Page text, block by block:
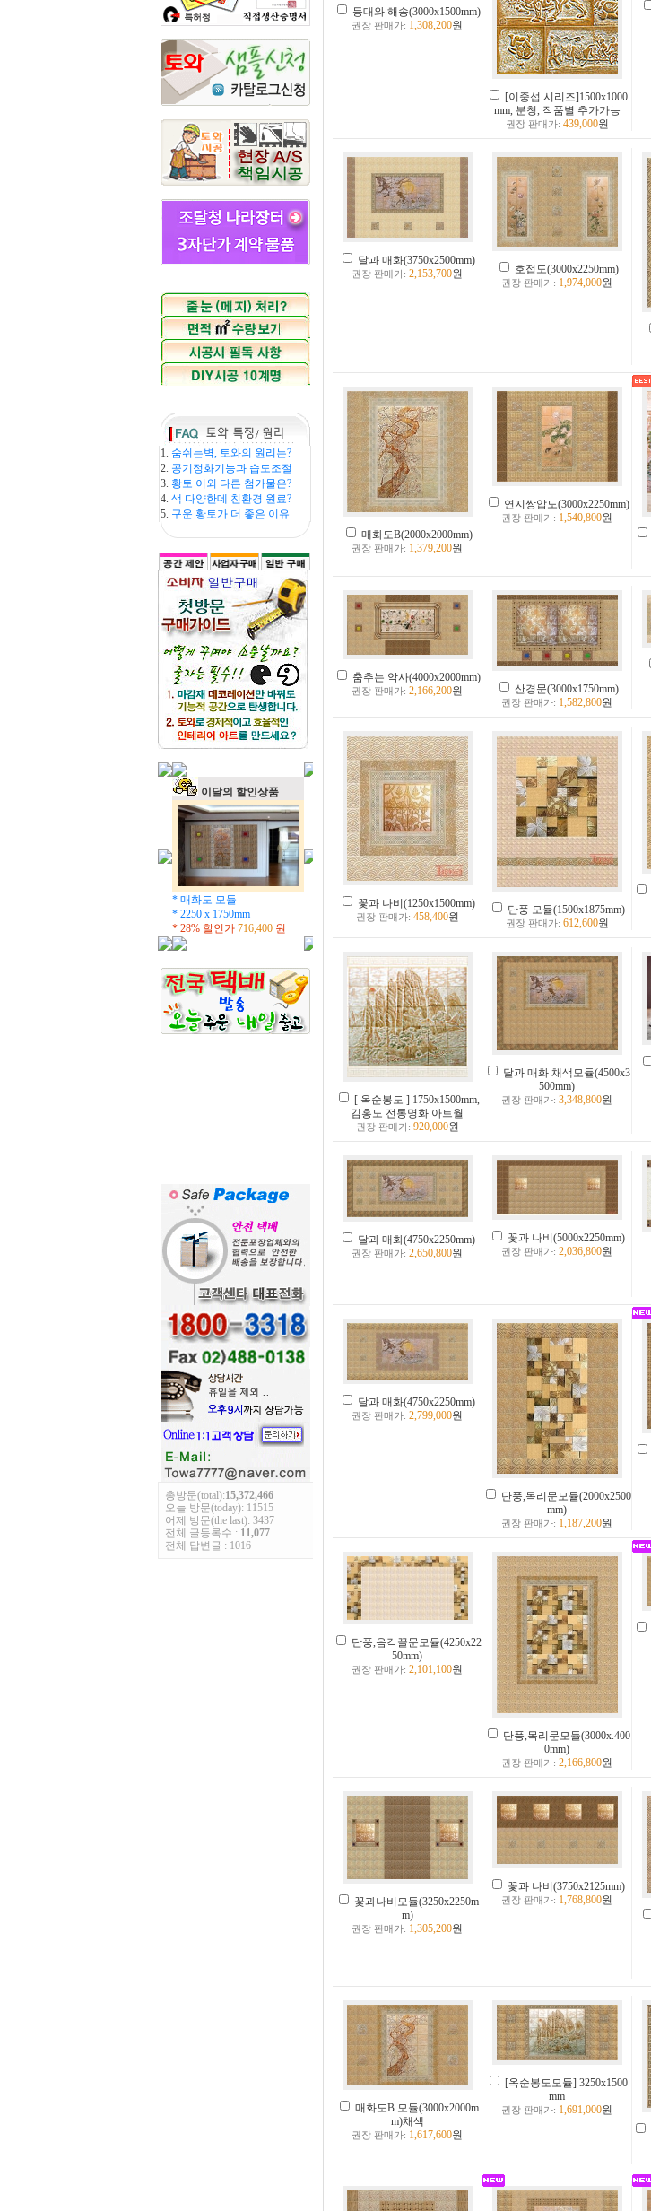
1. 숨쉬는벽, 토와의 원리는?
2. 공기정화기능과 습도조절
3. 황토 이외 다른 첨가물은?
4. 색 다양한데 친환경 원료?
5. 구운 황토가 더 좋은 이유
이달의 할인상품
* 매화도 모듈
* 2250 x 1750mm
* 28% 할인가 716,400원
총방문(total):15,372,466
오늘 방문(today): 11515
어제 방문(the last): 3437
전체 글등록수 : 11,077
전체 답변글 : 1016
등대와 해송(3000x1500mm)
권장 판매가: 1,308,200원
[이중섭 시리즈]1500x1000
mm, 분청, 작품별 추가가능
권장 판매가: 439,000원
달과 매화(3750x2500mm)
권장 판매가:2,153,700원 호접도(3000x2250mm)
권장 판매가: 1,974,000원
매화도B(2000x2000mm)
권장 판매가: 1,379,200원
연지쌍압도(3000x2250mm)
권장 판매가: 1,540,800원
춤추는 악사(4000x2000mm)
권장 판매가:2,166,200원 산경문(3000x1750mm)
권장 판매가: 1,582,800원
꽃과 나비(1250x1500mm)
권장 판매가: 458,400원
단풍 모듈(1500x1875mm)
권장 판매가: 612,600원
[ 옥순봉도 ] 1750x1500mm,
김홍도 전통명화 아트월
권장 판매가: 920,000원
달과 매화 채색모듈(4500x3
500mm)
권장 판매가:3,348,800원
달과 매화(4750x2250mm)
권장 판매가:2,650,800원
꽃과 나비(5000x2250mm)
권장 판매가:2,036,800원
달과 매화(4750x2250mm)
권장 판매가:2,799,000원
단풍,목리문모듈(2000x2500
mm)
권장 판매가: 1,187,200원
단풍,음각끌문모듈(4250x22
50mm)
권장 판매가:2,101,100원
단풍,목리문모듈(3000x.400
0mm)
권장 판매가:2,166,800원
꽃과나비모듈(3250x2250m
m)
권장 판매가: 1,305,200원
꽃과 나비(3750x2125mm)
권장 판매가: 1,768,800원
매화도B 모듈(3000x2000m
m)채색
권장 판매가: 1,617,600원
[옥순봉도모듈] 3250x1500
mm
권장 판매가: 1,691,000원